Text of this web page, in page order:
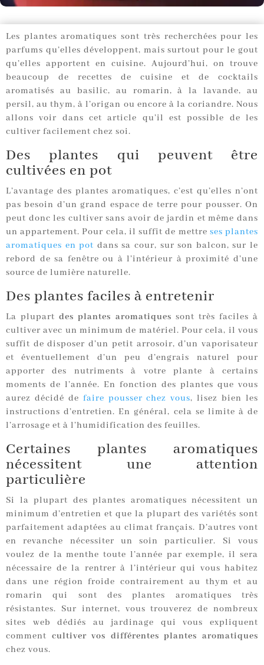
Les plantes aromatiques sont très recherchées pour les
parfums qu’elles développent, mais surtout pour le gout
qu’elles apportent en cuisine. Aujourd’hui, on trouve
beaucoup de recettes de cuisine et de cocktails
aromatisés au basilic, au romarin, à la lavande, au
persil, au thym, à l’origan ou encore à la coriandre. Nous
allons voir dans cet article qu’il est possible de les
cultiver facilement chez soi.
Des plantes qui peuvent être
cultivées en pot
L’avantage des plantes aromatiques, c’est qu’elles n’ont
pas besoin d’un grand espace de terre pour pousser. On
peut donc les cultiver sans avoir de jardin et même dans
un appartement. Pour cela, il suffit de mettre ses plantes
aromatiques en pot dans sa cour, sur son balcon, sur le
rebord de sa fenêtre ou à l’intérieur à proximité d’une
source de lumière naturelle.
Des plantes faciles à entretenir
La plupartdes plantes aromatiques sont très faciles à
cultiver avec un minimum de matériel. Pour cela, il vous
suffit de disposer d’un petit arrosoir, d’un vaporisateur
et éventuellement d’un peu d’engrais naturel pour
apporter des nutriments à votre plante à certains
moments de l’année. En fonction des plantes que vous
aurez décidé de faire pousser chez vous, lisez bien les
instructions d’entretien. En général, cela se limite à de
l’arrosage et à l’humidification des feuilles.
Certaines plantes aromatiques
nécessitent une attention
particulière
Si la plupart des plantes aromatiques nécessitent un
minimum d’entretien et que la plupart des variétés sont
parfaitement adaptées au climat français. D’autres vont
en revanche nécessiter un soin particulier. Si vous
voulez de la menthe toute l’année par exemple, il sera
nécessaire de la rentrer à l’intérieur qui vous habitez
dans une région froide contrairement au thym et au
romarin qui sont des plantes aromatiques très
résistantes. Sur internet, vous trouverez de nombreux
sites web dédiés au jardinage qui vous expliquent
comment cultiver vos différentes plantes aromatiques
chez vous.